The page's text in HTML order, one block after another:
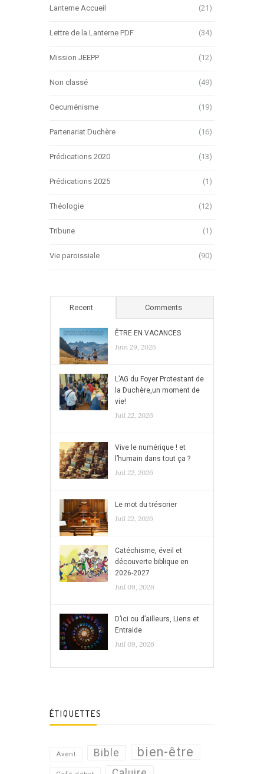
Lanterne Accueil (21)
Lettre de la Lanterne PDF (34)
Mission JEEPP (12)
Non classé (49)
Oecuménisme (19)
Partenariat Duchère (16)
Prédications 2020 (13)
Prédications 2025 (1)
Théologie (12)
Tribune (1)
Vie paroissiale (90)
Recent Comments
ÊTRE EN VACANCES
Juin 29, 2026
L’AG du Foyer Protestant de
la Duchère,un moment de
vie!
Juil 22, 2026
Vive le numérique ! et
l’humain dans tout ça ?
Juil 22, 2026
Le mot du trésorier
Juil 22, 2026
Catéchisme, éveil et
découverte biblique en
2026-2027
Juil 09, 2026
D’ici ou d’ailleurs, Liens et
Entraide
Juil 09, 2026
ÉTIQUETTES
Avent Bible bien-être